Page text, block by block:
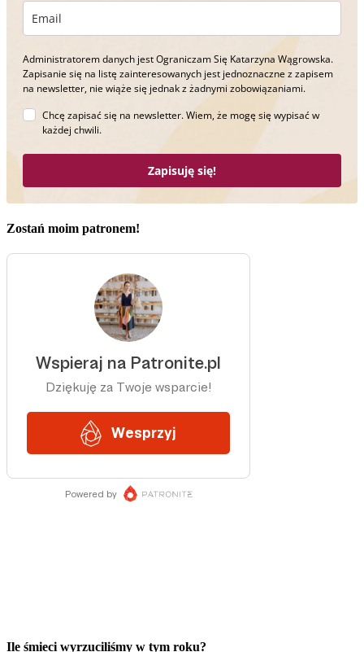
Administratorem danych jest Ograniczam Się Katarzyna Wągrowska.
Zapisanie się na listę zainteresowanych jest jednoznaczne z zapisem
na newsletter, nie wiąże się jednak z żadnymi zobowiązaniami.
Chcę zapisać się na newsletter. Wiem, że mogę się wypisać w
każdej chwili.
Zapisuję się!
Zostań moim patronem!
Ile śmieci wyrzuciliśmy w tym roku?